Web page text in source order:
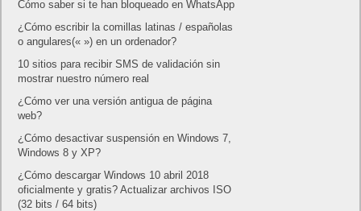
Cómo saber si te han bloqueado en WhatsApp
¿Cómo escribir la comillas latinas / españolas
o angulares(« ») en un ordenador?
10 sitios para recibir SMS de validación sin
mostrar nuestro número real
¿Cómo ver una versión antigua de página
web?
¿Cómo desactivar suspensión en Windows 7,
Windows 8 y XP?
¿Cómo descargar Windows 10 abril 2018
oficialmente y gratis? Actualizar archivos ISO
(32 bits / 64 bits)